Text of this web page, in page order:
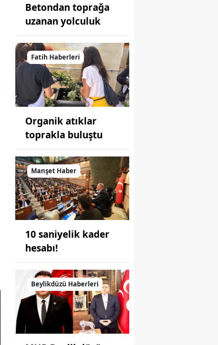
Betondan toprağa
uzanan yolculuk
Fatih Haberleri
Organik atıklar
toprakla buluştu
Manşet Haber
10 saniyelik kader
hesabı!
Beylikdüzü Haberleri